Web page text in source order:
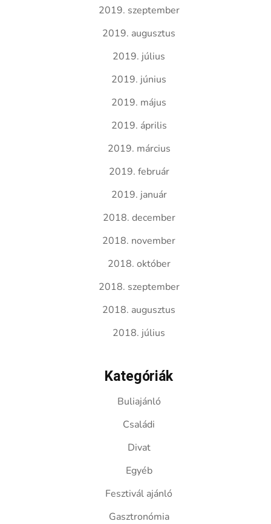
2019. szeptember
2019. augusztus
2019. július
2019. június
2019. május
2019. április
2019. március
2019. február
2019. január
2018. december
2018. november
2018. október
2018. szeptember
2018. augusztus
2018. július
Kategóriák
Buliajánló
Családi
Divat
Egyéb
Fesztivál ajánló
Gasztronómia